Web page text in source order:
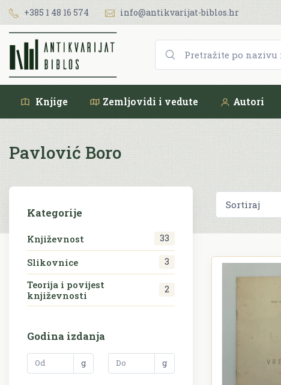
+385 1 48 16 574 info@antikvarijat-biblos.hr
Knjige Zemljovidi i vedute Autori
Pavlović Boro
Kategorije
Književnost 33
Slikovnice 3
Teorija i povijest
književnosti
2
Godina izdanja
g g